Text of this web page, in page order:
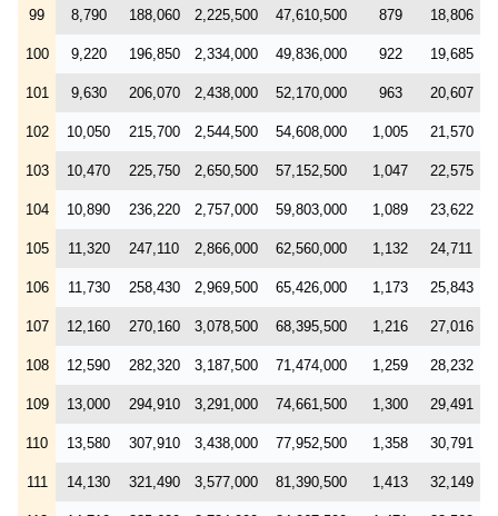
99 8,790 188,060 2,225,500 47,610,500 879 18,806
100 9,220 196,850 2,334,000 49,836,000 922 19,685
101 9,630 206,070 2,438,000 52,170,000 963 20,607
102 10,050 215,700 2,544,500 54,608,000 1,005 21,570
103 10,470 225,750 2,650,500 57,152,500 1,047 22,575
104 10,890 236,220 2,757,000 59,803,000 1,089 23,622
105 11,320 247,110 2,866,000 62,560,000 1,132 24,711
106 11,730 258,430 2,969,500 65,426,000 1,173 25,843
107 12,160 270,160 3,078,500 68,395,500 1,216 27,016
108 12,590 282,320 3,187,500 71,474,000 1,259 28,232
109 13,000 294,910 3,291,000 74,661,500 1,300 29,491
110 13,580 307,910 3,438,000 77,952,500 1,358 30,791
111 14,130 321,490 3,577,000 81,390,500 1,413 32,149